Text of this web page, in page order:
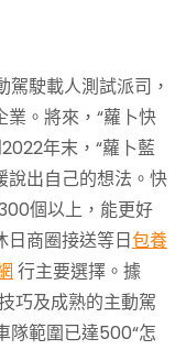
駛載人測試派司，
。將來，“蘿卜快
年末，“蘿卜藍
說出自己的想法。快
個以上，能更好
日商圈接送等日包養
行主要選擇。據
巧及成熟的主動駕
隊範圍已達500“怎